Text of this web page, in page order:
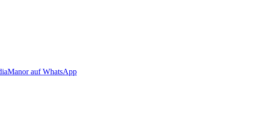
Manor auf WhatsApp